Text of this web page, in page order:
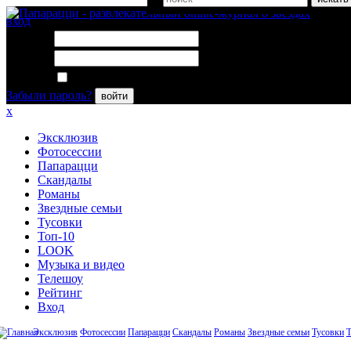
вход
Забыли пароль?
войти
x
Эксклюзив
Фотосессии
Папарацци
Скандалы
Романы
Звездные семьи
Тусовки
Топ-10
LOOK
Музыка и видео
Телешоу
Рейтинг
Вход
Эксклюзив Фотосессии Папарацци Скандалы Романы Звездные семьи Тусовки